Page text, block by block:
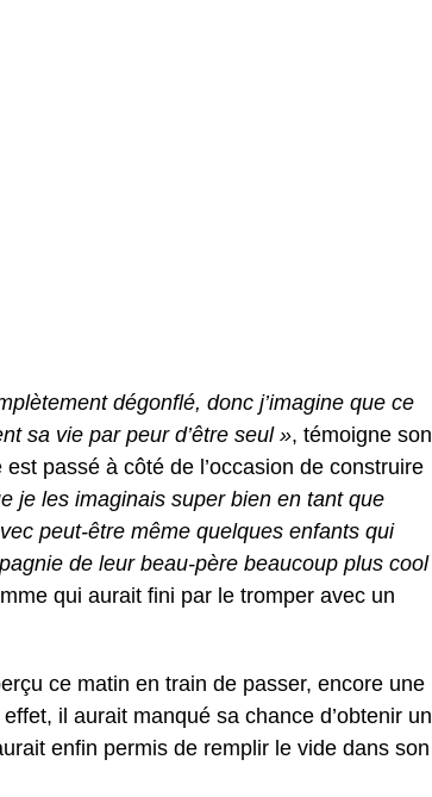
dégonflé, donc j’imagine que ce
sa vie par peur d’être seul », témoigne son
passé à côté de l’occasion de construire
je les imaginais super bien en tant que
peut-être même quelques enfants qui
de leur beau-père beaucoup plus cool
qui aurait fini par le tromper avec un
ce matin en train de passer, encore une
il aurait manqué sa chance d’obtenir un
enfin permis de remplir le vide dans son